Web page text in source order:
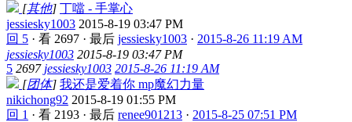
[其他] 丁噹 - 手掌心
jessiesky1003 2015-8-19 03:47 PM
回 5 · 看 2697 · 最后 jessiesky1003 · 2015-8-26 11:19 AM
jessiesky1003 2015-8-19 03:47 PM
5 2697 jessiesky1003 2015-8-26 11:19 AM
[团体] 我还是爱着你 mp魔幻力量
nikichong92 2015-8-19 01:55 PM
回 1 · 看 2193 · 最后 renee901213 · 2015-8-25 07:51 PM